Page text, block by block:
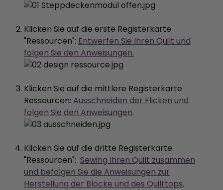
Klicken Sie auf die erste Registerkarte
"Ressourcen": Entwerfen Sie Ihren Quilt und
folgen Sie den Anweisungen.
Klicken Sie auf die mittlere Registerkarte
Ressourcen: Ausschneiden der Flicken und
folgen Sie den Anweisungen.
Klicken Sie auf die dritte Registerkarte
"Ressourcen": Sewing Ihren Quilt zusammen
und befolgen Sie die Anweisungen zur
Herstellung der Blöcke und des Quilttops.